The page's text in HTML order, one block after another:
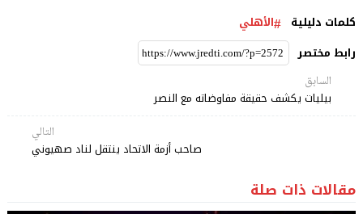
كلمات دليلية
الأهلي
رابط مختصر
السابق
بيليات يكشف حقيقة مفاوضاته مع النصر
التالي
صاحب أزمة الاتحاد ينتقل لناد صهيوني
مقالات ذات صلة